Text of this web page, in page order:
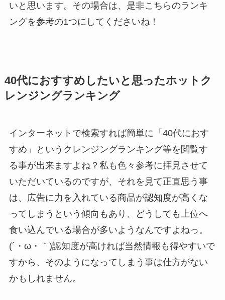
いと思います。その場合は、是非こちらのランキ
ングを参考の1つにしてくださいね！
40代におすすめしたいと思ったホットク
レンジングランキング
インターネットで検索すれば簡単に「40代におす
すめ」というクレンジングランキング等を閲覧す
る事が出来ますよね？私も色々参考に拝見させて
いただいているのですが、それを見て正直思う事
は、広告に力を入れている商品が認知度が高くな
ってしまうという傾向もあり、どうしても上位へ
食い込んでいる場合が多いようなんですよねっ。
(´・ω・｀)認知度が高ければ当然情報も得やすいで
すから、そのようになってしまう事は仕方がない
かもしれません。